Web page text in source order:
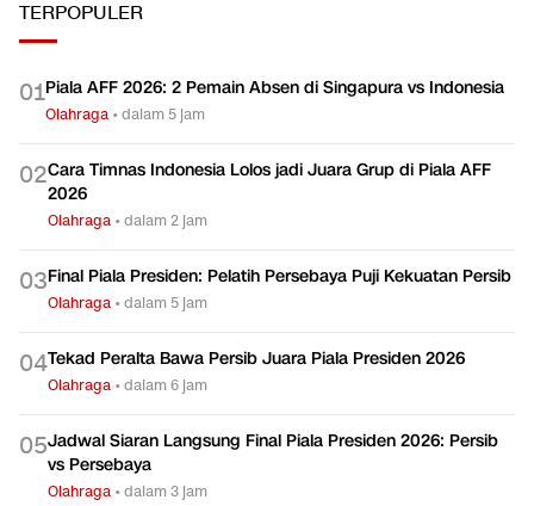
TERPOPULER
01Piala AFF 2026: 2 Pemain Absen di Singapura vs Indonesia
Olahraga •dalam 5 jam
02Cara Timnas Indonesia Lolos jadi Juara Grup di Piala AFF
2026
Olahraga •dalam 2 jam
03Final Piala Presiden: Pelatih Persebaya Puji Kekuatan Persib
Olahraga •dalam 5 jam
04Tekad Peralta Bawa Persib Juara Piala Presiden 2026
Olahraga •dalam 6 jam
05Jadwal Siaran Langsung Final Piala Presiden 2026: Persib
vs Persebaya
Olahraga •dalam 3 jam